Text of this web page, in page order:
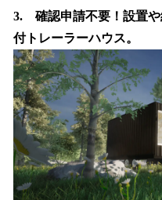
3. 確認申請不要！設置や
付トレーラーハウス。